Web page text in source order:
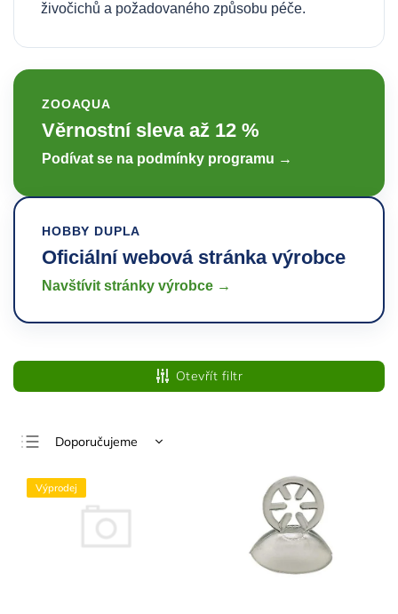
živočichů a požadovaného způsobu péče.
ZOOAQUA
Věrnostní sleva až 12 %
Podívat se na podmínky programu →
HOBBY DUPLA
Oficiální webová stránka výrobce
Navštívit stránky výrobce →
Otevřít filtr
Doporučujeme
Nejdražší
Nejprodávanější
Výprodej